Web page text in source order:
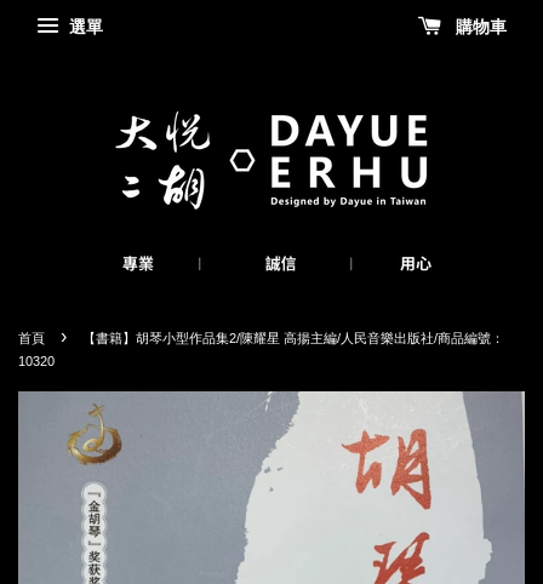
選單 購物車
首頁 ›
【書籍】胡琴小型作品集2/陳耀星 高揚主編/人民音樂出版社/商品編號：
10320